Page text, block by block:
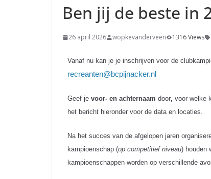
Ben jij de beste in
26 april 2026 wopkevanderveen 1316 Views
Vanaf nu kan je je inschrijven voor de
recreanten@bcpijnacker.nl
Geef je voor- en achternaam door, voor welke
het bericht hieronder voor de data en locaties.
Na het succes van de afgelopen jaren
kampioenschap (op competitief niveau) houden
kampioenschappen worden op verschillende